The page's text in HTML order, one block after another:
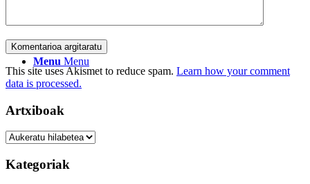
Menu Menu
This site uses Akismet to reduce spam. Learn how your comment
data is processed.
Artxiboak
Artxiboak
Kategoriak